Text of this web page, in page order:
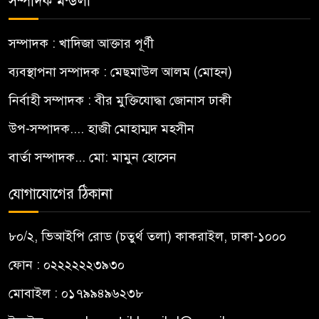
সম্পাদক : খাদিজা আক্তার পূর্ণী
ব্যবস্থাপনা সম্পাদক : মেছমাউল আলম (মোহন)
নির্বাহী সম্পাদক : বীর মুক্তিযোদ্ধা জোনাস ঢাকী
উপ-সম্পাদক.... হাজী মোহাম্মদ মহসীন
বার্তা সম্পাদক... মো: মামুন হোসেন
যোগাযোগের ঠিকানা
৮০/২, ভিআইপি রোড (চতুর্থ তলা) কাকরাইল, ঢাকা-১০০০
ফোন : ০২২২২২২৩৯৩০
মোবাইল : ০১৭৯৯৪৯৬২৩৮